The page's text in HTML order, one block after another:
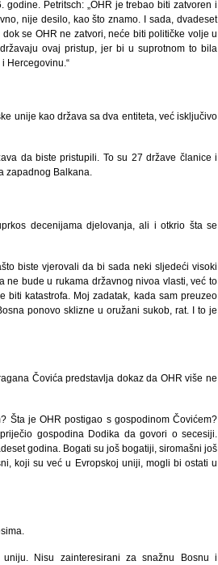
Petritsch: „OHR je trebao biti zatvoren i
nije desilo, kao što znamo. I sada, dvadeset
se OHR ne zatvori, neće biti političke volje u
ovaj pristup, jer bi u suprotnom to bila
Hercegovinu.“
unije kao država sa dva entiteta, već isključivo
da biste pristupili. To su 27 države članice i
zapadnog Balkana.
decenijama djelovanja, ali i otkrio šta se
biste vjerovali da bi sada neki sljedeći visoki
ne bude u rukama državnog nivoa vlasti, već to
katastrofa. Moj zadatak, kada sam preuzeo
ponovo sklizne u oružani sukob, rat. I to je
Čovića predstavlja dokaz da OHR više ne
Šta je OHR postigao s gospodinom Čovićem?
gospodina Dodika da govori o secesiji.
godina. Bogati su još bogatiji, siromašni još
koji su već u Evropskoj uniji, mogli bi ostati u
Nisu zainteresirani za snažnu Bosnu i